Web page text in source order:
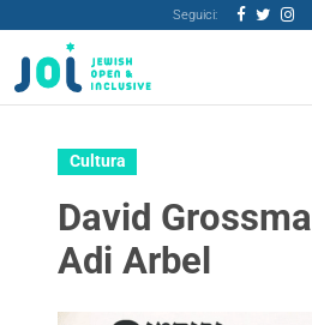
Seguici:
Cultura
David
Adi Arbel